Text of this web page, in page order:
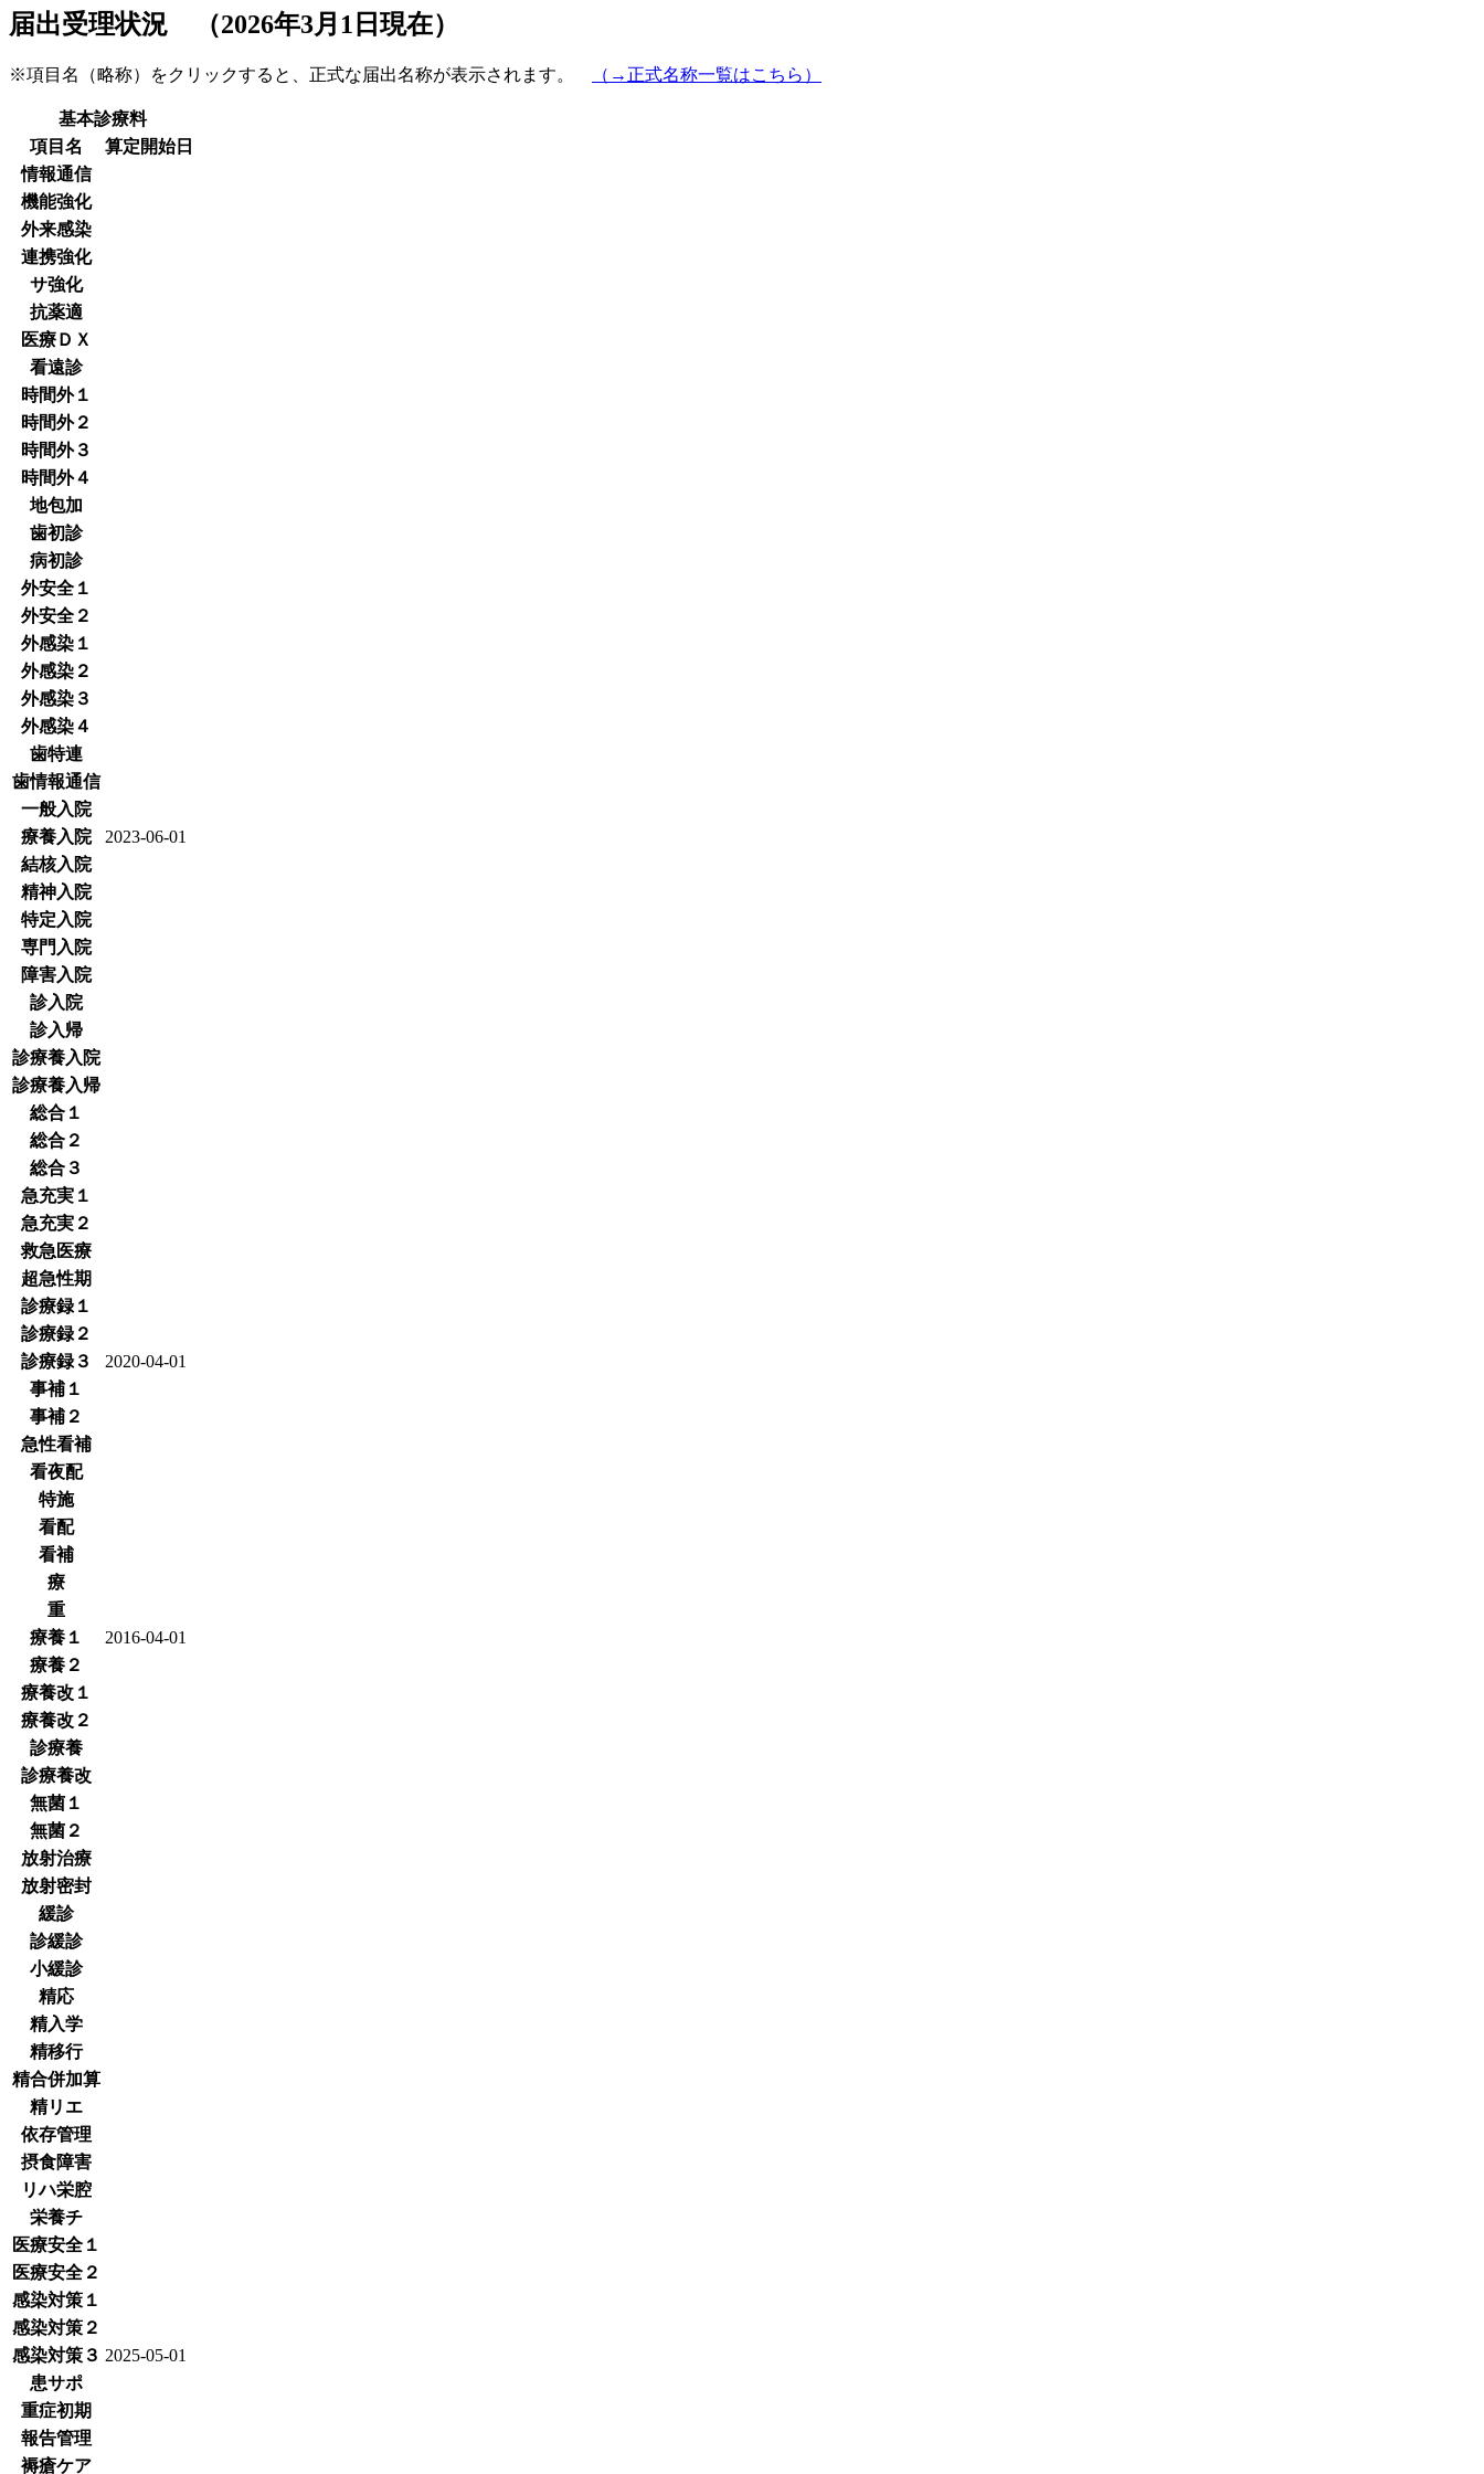
届出受理状況 （2026年3月1日現在）
※項目名（略称）をクリックすると、正式な届出名称が表示されます。 （→正式名称一覧はこちら）
基本診療料
項目名
算定開始日
情報通信
機能強化
外来感染
連携強化
サ強化
抗薬適
医療ＤＸ
看遠診
時間外１
時間外２
時間外３
時間外４
地包加
歯初診
病初診
外安全１
外安全２
外感染１
外感染２
外感染３
外感染４
歯特連
歯情報通信
一般入院
療養入院
2023-06-01
結核入院
精神入院
特定入院
専門入院
障害入院
診入院
診入帰
診療養入院
診療養入帰
総合１
総合２
総合３
急充実１
急充実２
救急医療
超急性期
診療録１
診療録２
診療録３
2020-04-01
事補１
事補２
急性看補
看夜配
特施
看配
看補
療
重
療養１
2016-04-01
療養２
療養改１
療養改２
診療養
診療養改
無菌１
無菌２
放射治療
放射密封
緩診
診緩診
小緩診
精応
精入学
精移行
精合併加算
精リエ
依存管理
摂食障害
リハ栄腔
栄養チ
医療安全１
医療安全２
感染対策１
感染対策２
感染対策３ 2025-05-01
患サポ
重症初期
報告管理
褥瘡ケア